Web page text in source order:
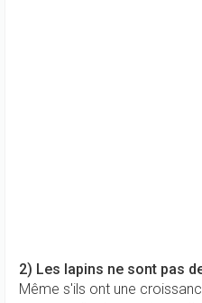
2) Les lapins ne sont pas
Même s'ils ont une